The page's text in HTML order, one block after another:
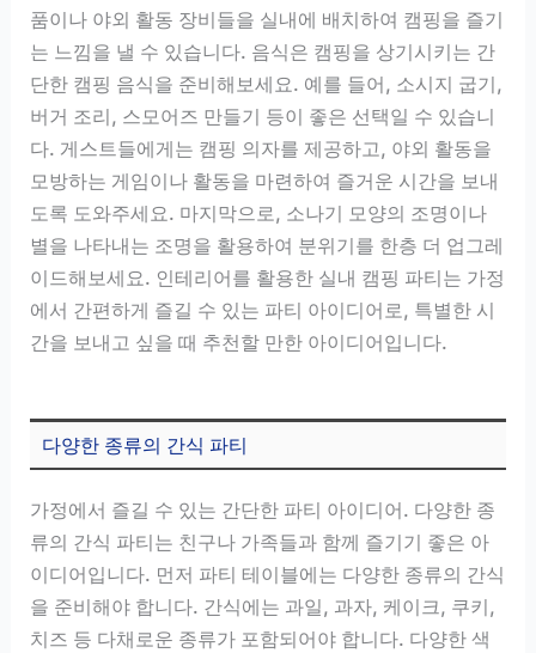
품이나 야외 활동 장비들을 실내에 배치하여 캠핑을 즐기
는 느낌을 낼 수 있습니다. 음식은 캠핑을 상기시키는 간
단한 캠핑 음식을 준비해보세요. 예를 들어, 소시지 굽기,
버거 조리, 스모어즈 만들기 등이 좋은 선택일 수 있습니
다. 게스트들에게는 캠핑 의자를 제공하고, 야외 활동을
모방하는 게임이나 활동을 마련하여 즐거운 시간을 보내
도록 도와주세요. 마지막으로, 소나기 모양의 조명이나
별을 나타내는 조명을 활용하여 분위기를 한층 더 업그레
이드해보세요. 인테리어를 활용한 실내 캠핑 파티는 가정
에서 간편하게 즐길 수 있는 파티 아이디어로, 특별한 시
간을 보내고 싶을 때 추천할 만한 아이디어입니다.
다양한 종류의 간식 파티
가정에서 즐길 수 있는 간단한 파티 아이디어. 다양한 종
류의 간식 파티는 친구나 가족들과 함께 즐기기 좋은 아
이디어입니다. 먼저 파티 테이블에는 다양한 종류의 간식
을 준비해야 합니다. 간식에는 과일, 과자, 케이크, 쿠키,
치즈 등 다채로운 종류가 포함되어야 합니다. 다양한 색